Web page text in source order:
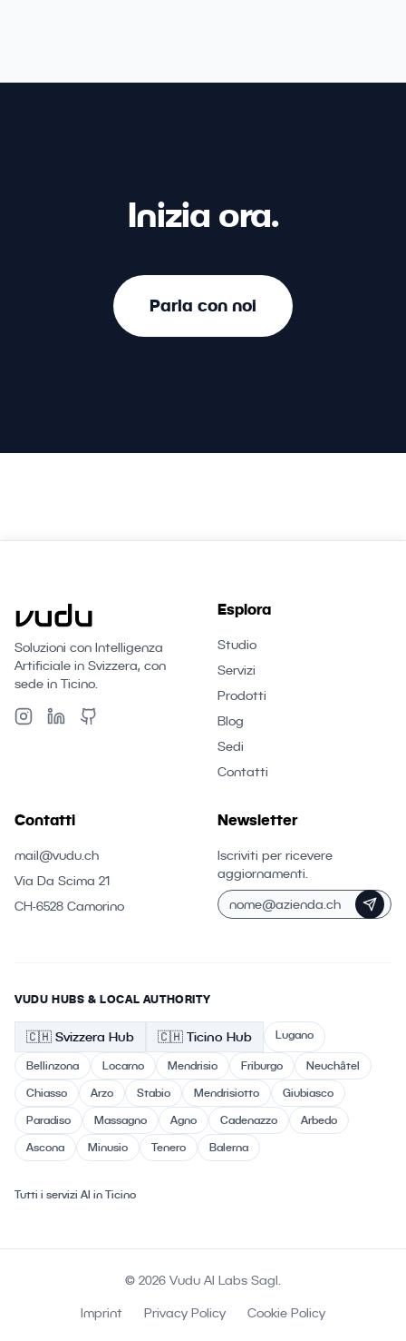
Inizia ora.
Parla con noi
Soluzioni con Intelligenza
Artificiale in Svizzera, con
sede in Ticino.
Esplora
Studio
Servizi
Prodotti
Blog
Sedi
Contatti
Contatti
mail@vudu.ch
Via Da Scima 21
CH-6528 Camorino
Newsletter
Iscriviti per ricevere
aggiornamenti.
VUDU HUBS & LOCAL AUTHORITY
🇨🇭 Svizzera Hub 🇨🇭 Ticino Hub Lugano
Bellinzona Locarno Mendrisio Friburgo
Neuchâtel
Chiasso
Arzo Stabio Mendrisiotto
Giubiasco
Paradiso
Massagno Agno Cadenazzo
Arbedo
Ascona
Minusio Tenero Balerna
Tutti i servizi AI in Ticino
© 2026 Vudu AI Labs Sagl.
Imprint Privacy Policy Cookie Policy